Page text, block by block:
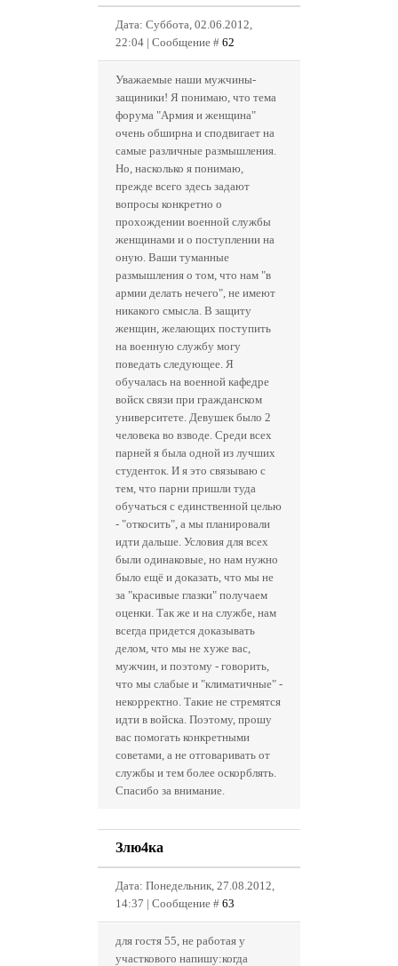
Дата: Суббота, 02.06.2012,
22:04 | Сообщение # 62
Уважаемые наши мужчины-
защиники! Я понимаю, что тема
форума "Армия и женщина"
очень обширна и сподвигает на
самые различные размышления.
Но, насколько я понимаю,
прежде всего здесь задают
вопросы конкретно о
прохождении военной службы
женщинами и о поступлении на
оную. Ваши туманные
размышления о том, что нам "в
армии делать нечего", не имеют
никакого смысла. В защиту
женщин, желающих поступить
на военную службу могу
поведать следующее. Я
обучалась на военной кафедре
войск связи при гражданском
университете. Девушек было 2
человека во взводе. Среди всех
парней я была одной из лучших
студенток. И я это связываю с
тем, что парни пришли туда
обучаться с единственной целью
- "откосить", а мы планировали
идти дальше. Условия для всех
были одинаковые, но нам нужно
было ещё и доказать, что мы не
за "красивые глазки" получаем
оценки. Так же и на службе, нам
всегда придется доказывать
делом, что мы не хуже вас,
мужчин, и поэтому - говорить,
что мы слабые и "климатичные" -
некорректно. Такие не стремятся
идти в войска. Поэтому, прошу
вас помогать конкретными
советами, а не отговаривать от
службы и тем более оскорблять.
Спасибо за внимание.
Злю4ка
Дата: Понедельник, 27.08.2012,
14:37 | Сообщение # 63
для гостя 55, не работая у
участкового напишу:когда